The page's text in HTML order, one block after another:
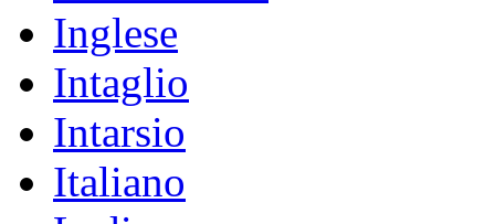
Inglese
Intaglio
Intarsio
Italiano